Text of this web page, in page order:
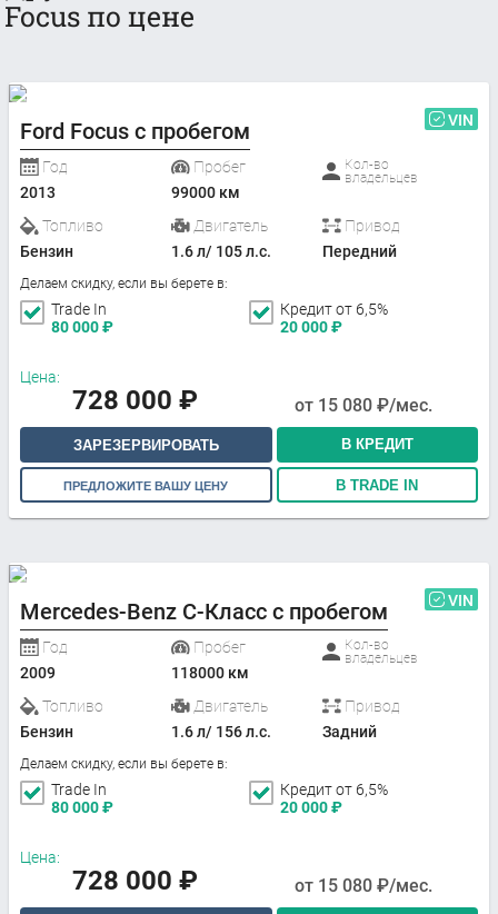
Focus по цене
Ford Focus с пробегом VIN
Год
2013
Пробег
99000 км
Кол-во
владельцев
Топливо
Бензин
Двигатель
1.6 л/ 105 л.с.
Привод
Передний
Делаем скидку, если вы берете в:
Trade In
80 000₽
Кредит от 6,5%
20 000₽
Цена:
728 000 ₽ от 15 080 ₽/мес.
ЗАРЕЗЕРВИРОВАТЬ В КРЕДИТ
ПРЕДЛОЖИТЕ ВАШУ ЦЕНУ В TRADE IN
Mercedes-Benz C-Класс с пробегом VIN
Год
2009
Пробег
118000 км
Кол-во
владельцев
Топливо
Бензин
Двигатель
1.6 л/ 156 л.с.
Привод
Задний
Делаем скидку, если вы берете в:
Trade In
80 000₽
Кредит от 6,5%
20 000₽
Цена:
728 000 ₽ от 15 080 ₽/мес.